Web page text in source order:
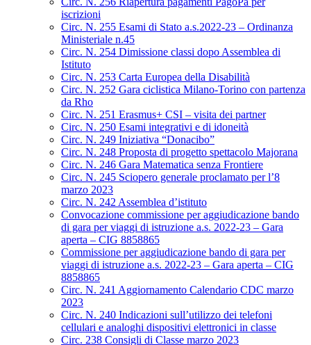
iscrizioni
Circ. N. 255 Esami di Stato a.s.2022-23 – Ordinanza
Ministeriale n.45
Circ. N. 254 Dimissione classi dopo Assemblea di
Istituto
Circ. N. 253 Carta Europea della Disabilità
Circ. N. 252 Gara ciclistica Milano-Torino con partenza
da Rho
Circ. N. 251 Erasmus+ CSI – visita dei partner
Circ. N. 250 Esami integrativi e di idoneità
Circ. N. 249 Iniziativa “Donacibo”
Circ. N. 248 Proposta di progetto spettacolo Majorana
Circ. N. 246 Gara Matematica senza Frontiere
Circ. N. 245 Sciopero generale proclamato per l’8
marzo 2023
Circ. N. 242 Assemblea d’istituto
Convocazione commissione per aggiudicazione bando
di gara per viaggi di istruzione a.s. 2022-23 – Gara
aperta – CIG 8858865
Commissione per aggiudicazione bando di gara per
viaggi di istruzione a.s. 2022-23 – Gara aperta – CIG
8858865
Circ. N. 241 Aggiornamento Calendario CDC marzo
2023
Circ. N. 240 Indicazioni sull’utilizzo dei telefoni
cellulari e analoghi dispositivi elettronici in classe
Circ. 238 Consigli di Classe marzo 2023